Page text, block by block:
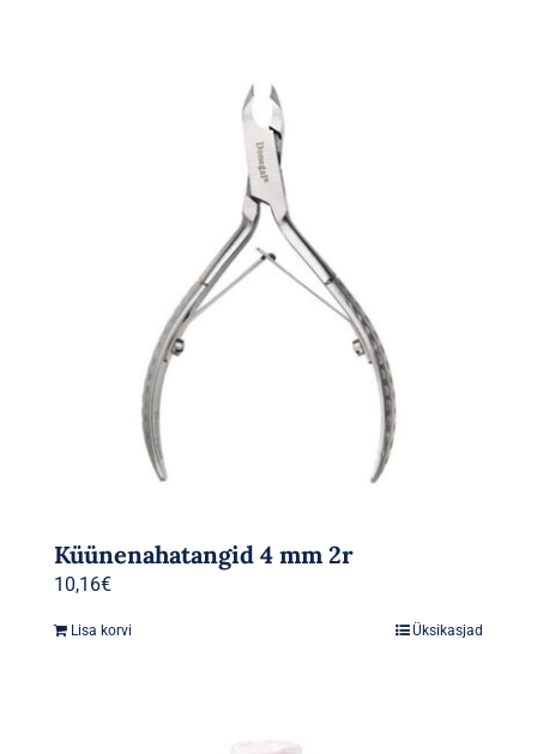
Küünenahatangid 4 mm 2r
10,16€
Lisa korvi Üksikasjad